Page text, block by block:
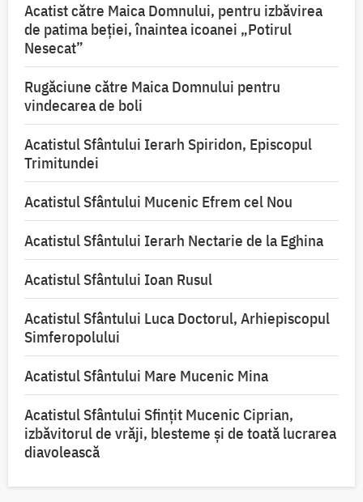
Acatist către Maica Domnului, pentru izbăvirea
de patima beției, înaintea icoanei „Potirul
Nesecat”
Rugăciune către Maica Domnului pentru
vindecarea de boli
Acatistul Sfântului Ierarh Spiridon, Episcopul
Trimitundei
Acatistul Sfântului Mucenic Efrem cel Nou
Acatistul Sfântului Ierarh Nectarie de la Eghina
Acatistul Sfântului Ioan Rusul
Acatistul Sfântului Luca Doctorul, Arhiepiscopul
Simferopolului
Acatistul Sfântului Mare Mucenic Mina
Acatistul Sfântului Sfințit Mucenic Ciprian,
izbăvitorul de vrăji, blesteme și de toată lucrarea
diavolească